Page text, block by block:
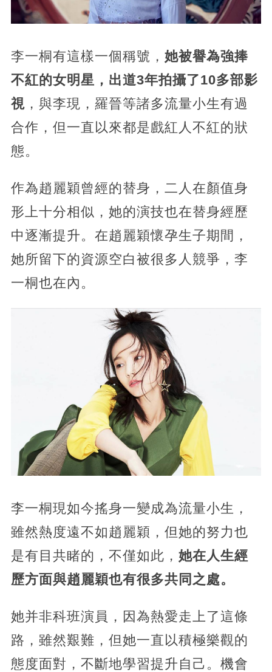
李一桐有這樣一個稱號， 她被譽為強捧
不紅的女明星，出道3年拍攝了10多部影
視，與李現，羅晉等諸多流量小生有過
合作，但一直以來都是戲紅人不紅的狀
態。
作為趙麗穎曾經的替身，二人在顏值身
形上十分相似，她的演技也在替身經歷
中逐漸提升。在趙麗穎懷孕生子期間，
她所留下的資源空白被很多人競爭，李
一桐也在內。
李一桐現如今搖身一變成為流量小生，
雖然熱度遠不如趙麗穎，但她的努力也
是有目共睹的，不僅如此， 她在人生經
歷方面與趙麗穎也有很多共同之處。
她并非科班演員，因為熱愛走上了這條
路，雖然艱難，但她一直以積極樂觀的
態度面對，不斷地學習提升自己。機會